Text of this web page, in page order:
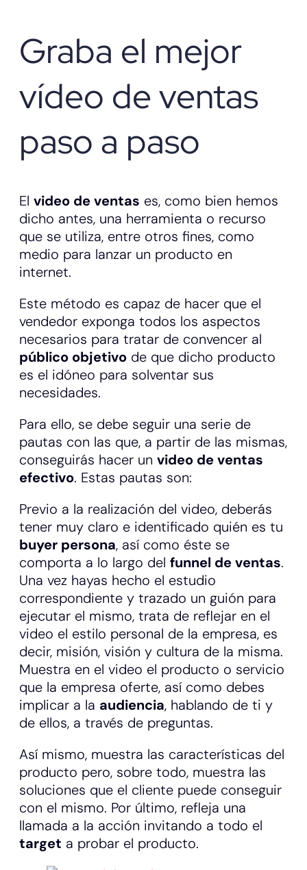
Graba el mejor
vídeo de ventas
paso a paso
El video de ventas es, como bien hemos
dicho antes, una herramienta o recurso
que se utiliza, entre otros fines, como
medio para lanzar un producto en
internet.
Este método es capaz de hacer que el
vendedor exponga todos los aspectos
necesarios para tratar de convencer al
público objetivo de que dicho producto
es el idóneo para solventar sus
necesidades.
Para ello, se debe seguir una serie de
pautas con las que, a partir de las mismas,
conseguirás hacer un video de ventas
efectivo. Estas pautas son:
Previo a la realización del video, deberás
tener muy claro e identificado quién es tu
buyer persona, así como éste se
comporta a lo largo del funnel de ventas.
Una vez hayas hecho el estudio
correspondiente y trazado un guión para
ejecutar el mismo, trata de reflejar en el
video el estilo personal de la empresa, es
decir, misión, visión y cultura de la misma.
Muestra en el video el producto o servicio
que la empresa oferte, así como debes
implicar a la audiencia, hablando de ti y
de ellos, a través de preguntas.
Así mismo, muestra las características del
producto pero, sobre todo, muestra las
soluciones que el cliente puede conseguir
con el mismo. Por último, refleja una
llamada a la acción invitando a todo el
target a probar el producto.